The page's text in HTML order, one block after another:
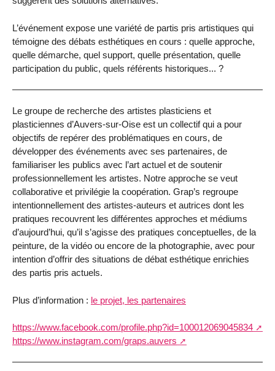
L’événement expose une variété de partis pris artistiques qui
témoigne des débats esthétiques en cours : quelle approche,
quelle démarche, quel support, quelle présentation, quelle
participation du public, quels référents historiques... ?
Le groupe de recherche des artistes plasticiens et
plasticiennes d’Auvers-sur-Oise est un collectif qui a pour
objectifs de repérer des problématiques en cours, de
développer des événements avec ses partenaires, de
familiariser les publics avec l’art actuel et de soutenir
professionnellement les artistes. Notre approche se veut
collaborative et privilégie la coopération. Grap’s regroupe
intentionnellement des artistes-auteurs et autrices dont les
pratiques recouvrent les différentes approches et médiums
d’aujourd’hui, qu’il s’agisse des pratiques conceptuelles, de la
peinture, de la vidéo ou encore de la photographie, avec pour
intention d’offrir des situations de débat esthétique enrichies
des partis pris actuels.
Plus d’information : le projet, les partenaires
https://www.facebook.com/profile.php?id=100012069045834
https://www.instagram.com/graps.auvers